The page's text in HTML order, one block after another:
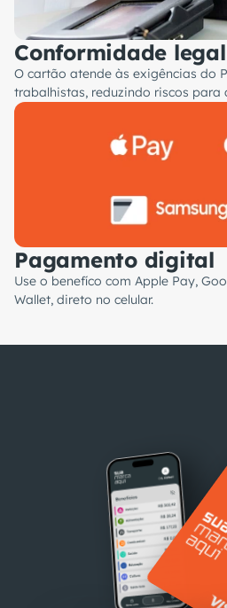
Conformidade legal
O cartão atende às exigências do
trabalhistas, reduzindo riscos para
Pagamento digital
Use o benefíco com Apple Pay,
Wallet, direto no celular.